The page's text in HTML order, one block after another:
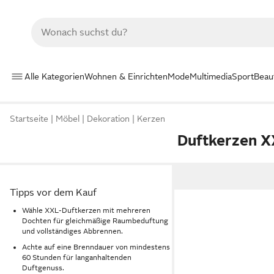
Alle KategorienWohnen & EinrichtenModeMultimediaSport
Startseite Möbel Dekoration Kerzen
Duftkerzen
Tipps vor dem Kauf
Wähle XXL-Duftkerzen mit mehreren
Dochten für gleichmäßige Raumbeduftung
und vollständiges Abbrennen.
Achte auf eine Brenndauer von mindestens
60 Stunden für langanhaltenden
Duftgenuss.